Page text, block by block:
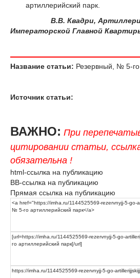
артиллерийский парк.
В.В. Квадри,
Императорской Главной
Название статьи: Резервный, № 5-го
Источник статьи:
ВАЖНО: При
цитировании статьи,
обязательна !
html-ссылка на публикацию
BB-ссылка на публикацию
Прямая ссылка на публикацию